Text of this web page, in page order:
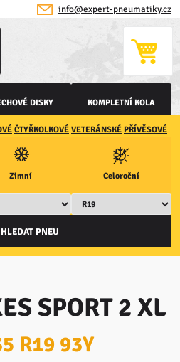
DISKY KOMPLETNÍ KOLA
info@expert-pneumatiky.cz
ČTYŘKOLKOVÉ VETERÁNSKÉ PŘÍVĚSOVÉ
Zimní Celoroční
SPORT 2 XL
R19 93Y